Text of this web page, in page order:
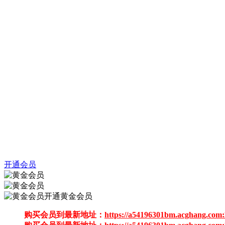
开通会员
开通黄金会员
购买会员到最新地址： https://